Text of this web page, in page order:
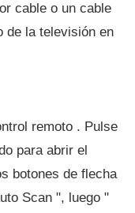
cable o un cable
de la televisión en
remoto . Pulse
para abrir el
botones de flecha
Scan ", luego "